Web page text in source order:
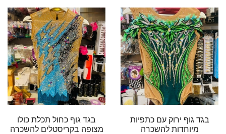
בגד גוף ירוק עם כתפיות
מיוחדות להשכרה
בגד גוף כחול תכלת כולו
מצופה בקריסטלים להשכרה